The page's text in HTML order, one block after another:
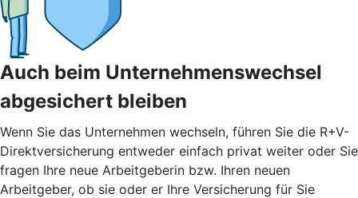
Auch beim Unternehmenswechsel
abgesichert bleiben
Wenn Sie das Unternehmen wechseln, führen Sie die R+V-
Direktversicherung entweder einfach privat weiter oder Sie
fragen Ihre neue Arbeitgeberin bzw. Ihren neuen
Arbeitgeber, ob sie oder er Ihre Versicherung für Sie